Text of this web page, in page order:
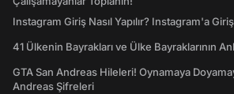
Instagram Giriş Nasıl Yapılır? Instagram'a
41 Ülkenin Bayrakları ve Ülke Bayraklarının
GTA San Andreas Hileleri! Oynamaya
Andreas Şifreleri